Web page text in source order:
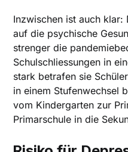
Inzwischen ist auch klar:
auf die psychische
strenger die
Schulschliessungen in
stark betrafen sie
in einem Stufenwechsel
vom Kindergarten zur
Primarschule in die